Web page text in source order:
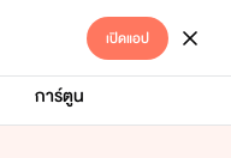
เปิดแอปเข้าสู่ระบบ
การ์ตูน